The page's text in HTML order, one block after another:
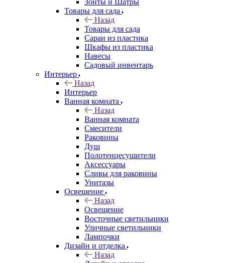
Зонты и Шатры
Товары для сада
Назад
Товары для сада
Сараи из пластика
Шкафы из пластика
Навесы
Садовый инвентарь
Интерьер
Назад
Интерьер
Ванная комната
Назад
Ванная комната
Смесители
Раковины
Душ
Полотенцесушители
Аксессуары
Сливы для раковины
Унитазы
Освещение
Назад
Освещение
Восточные светильники
Уличные светильники
Лампочки
Дизайн и отделка
Назад